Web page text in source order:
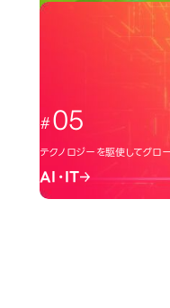
日本のクリエーター文化を広
イラスト・アニメ
05
テクノロジーを駆使してグロ
AI・IT